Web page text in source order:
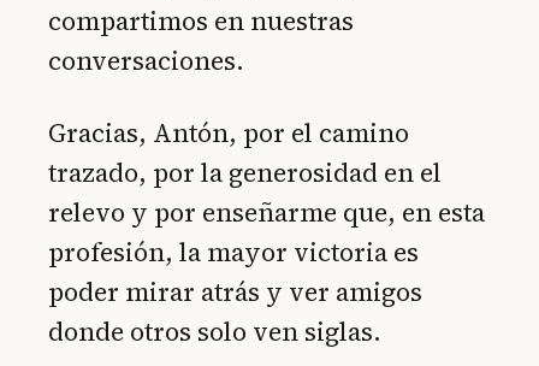
compartimos en nuestras
conversaciones.
Gracias, Antón, por el camino
trazado, por la generosidad en el
relevo y por enseñarme que, en esta
profesión, la mayor victoria es
poder mirar atrás y ver amigos
donde otros solo ven siglas.